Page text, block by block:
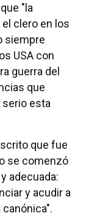
"la
clero en los
siempre
USA con
guerra del
que
serio esta
que fue
se comenzó
adecuada:
y acudir a